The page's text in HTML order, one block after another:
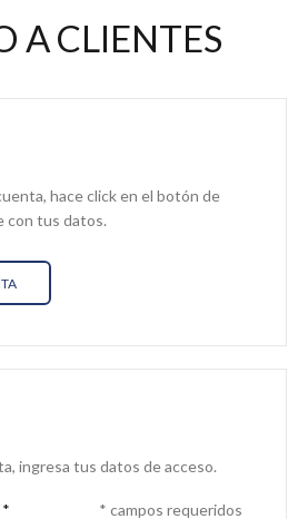
A CLIENTES
hace click en el botón de
con tus datos.
ingresa tus datos de acceso.
* * campos requeridos